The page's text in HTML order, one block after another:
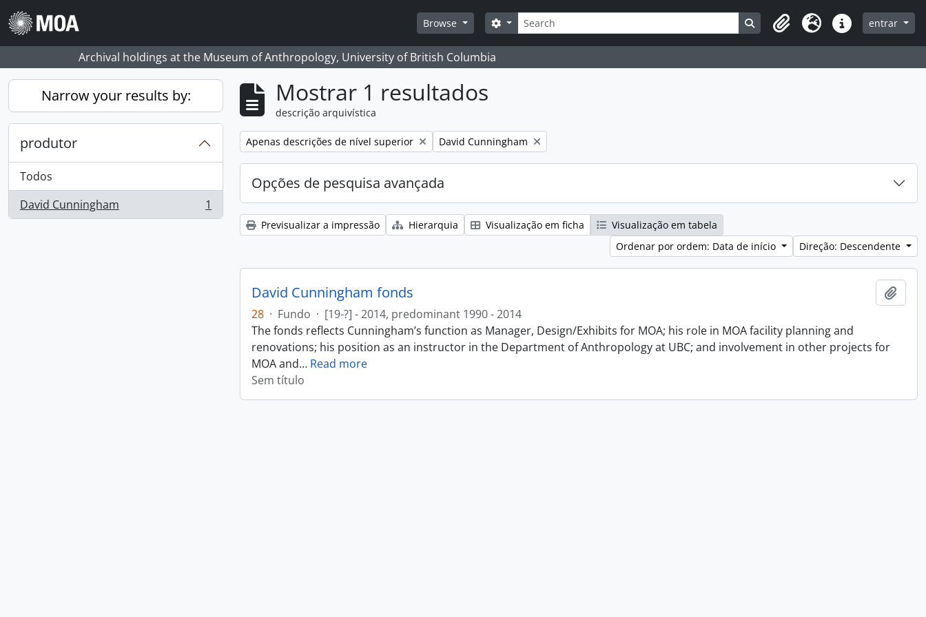
Skip to main content
Browse
Pesquisar
Search options Search in browse page
Clipboard
Idioma Ligações rápidas
entrar
Archival holdings at the Museum of Anthropology, University of British Columbia
Narrow your results by:
produtor
Todos
David Cunningham
, 1 resultados 1
Mostrar 1 resultados
descrição arquivística
Remove filter:
Apenas descrições de nível superior Remove filter:
David Cunningham
Opções de pesquisa avançada
Previsualizar a impressão Hierarquia Visualização em ficha
Visualização em tabela
Ordenar por ordem: Data de início
Direção: Descendente
David Cunningham fonds
28 · Fundo · [19-?] - 2014, predominant 1990 - 2014
The fonds reflects Cunningham’s function as Manager, Design/Exhibits for MOA; his role in MOA facility planning and
renovations; his position as an instructor in the Department of Anthropology at UBC; and involvement in other projects for
MOA and… Read more
Sem título